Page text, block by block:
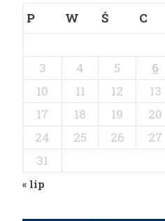
P
W Ś C
3
4 5 6
10
11 12 13
17
18 19 20
24
25 26 27
31
« lip